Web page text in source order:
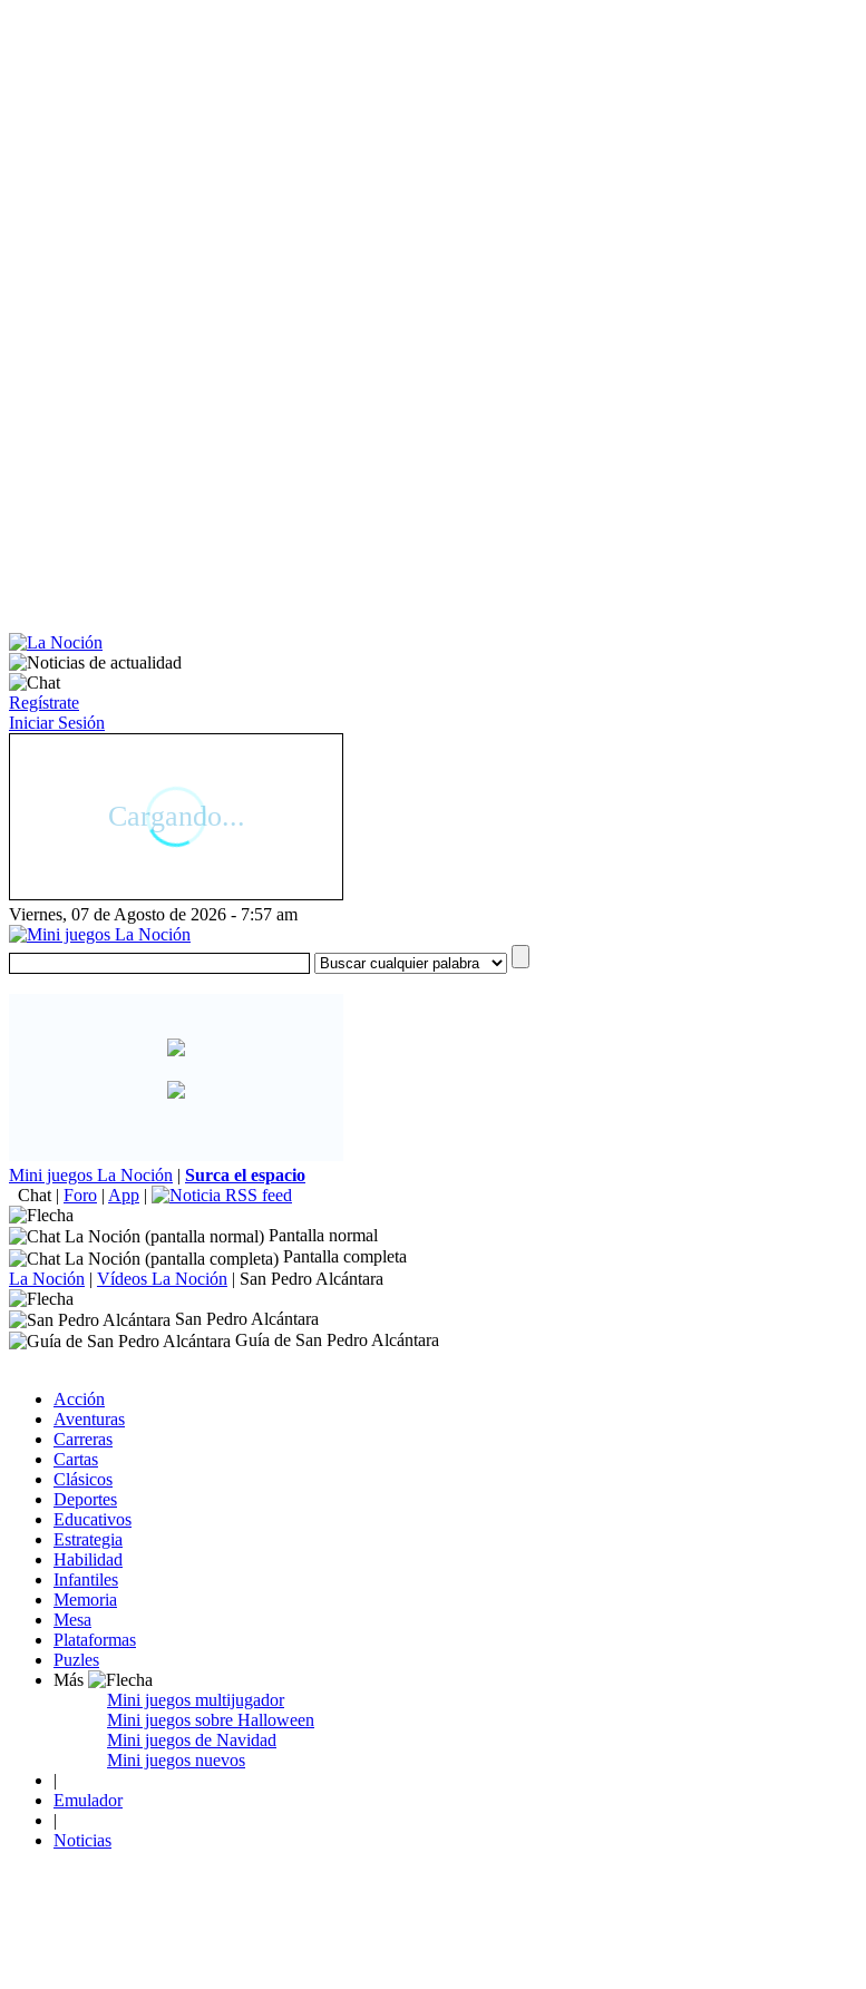
Regístrate
Iniciar Sesión
Viernes, 07 de Agosto de 2026 - 7:57 am
Mini juegos La Noción | Surca el espacio
Chat | Foro | App |
Pantalla normal
Pantalla completa
La Noción | Vídeos La Noción | San Pedro Alcántara
San Pedro Alcántara
Guía de San Pedro Alcántara
Acción
Aventuras
Carreras
Cartas
Clásicos
Deportes
Educativos
Estrategia
Habilidad
Infantiles
Memoria
Mesa
Plataformas
Puzles
Más
Mini juegos multijugador
Mini juegos sobre Halloween
Mini juegos de Navidad
Mini juegos nuevos
|
Emulador
|
Noticias